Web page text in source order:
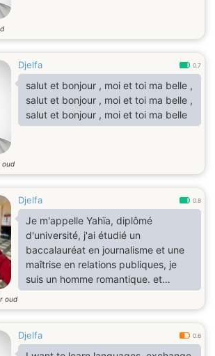
Djelfa 0.7
salut et bonjour , moi et toi ma belle ,
salut et bonjour , moi et toi ma belle ,
salut et bonjour , moi et toi ma belle
oud
Djelfa 0.8
Je m'appelle Yahïa, diplômé
d'université, j'ai étudié un
baccalauréat en journalisme et une
maîtrise en relations publiques, je
suis un homme romantique. et
affectueux ma personnalité est
calme et ne tolère pas mes idées, je
opinions, je cherche une relation
sérieuse, j'aime la vie, les voyages,
oud
Djelfa 0.6